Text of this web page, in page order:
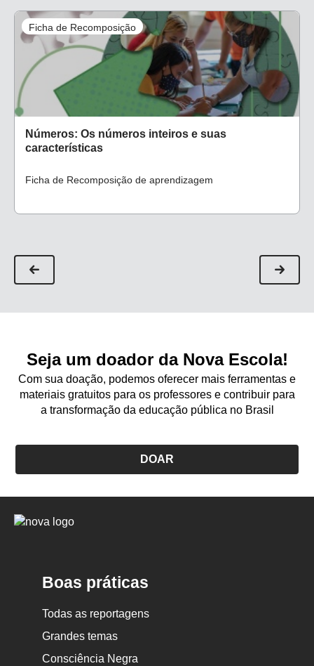
Ficha de Recomposição
Números: Os números inteiros e suas
características
Ficha de Recomposição de aprendizagem
Seja um doador da Nova Escola!
Com sua doação, podemos oferecer mais ferramentas e
materiais gratuitos para os professores e contribuir para
a transformação da educação pública no Brasil
DOAR
Logo
Boas práticas
Todas as reportagens
Grandes temas
Consciência Negra